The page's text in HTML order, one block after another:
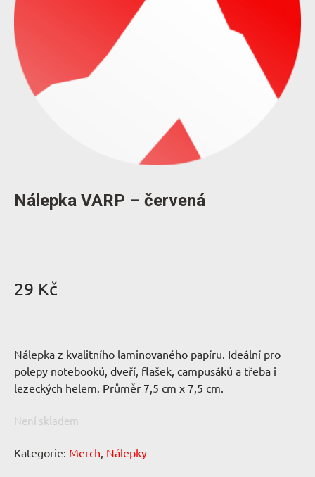
Nálepka VARP – červená
29 Kč
Nálepka z kvalitního laminovaného papíru. Ideální pro
polepy notebooků, dveří, flašek, campusáků a třeba i
lezeckých helem. Průměr 7,5 cm x 7,5 cm.
Není skladem
Kategorie: Merch Nálepky